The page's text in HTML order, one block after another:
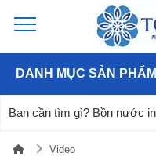
DANH MỤC SẢN PHẨM
Video